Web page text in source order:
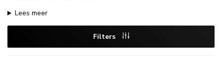
Lees meer
Filters